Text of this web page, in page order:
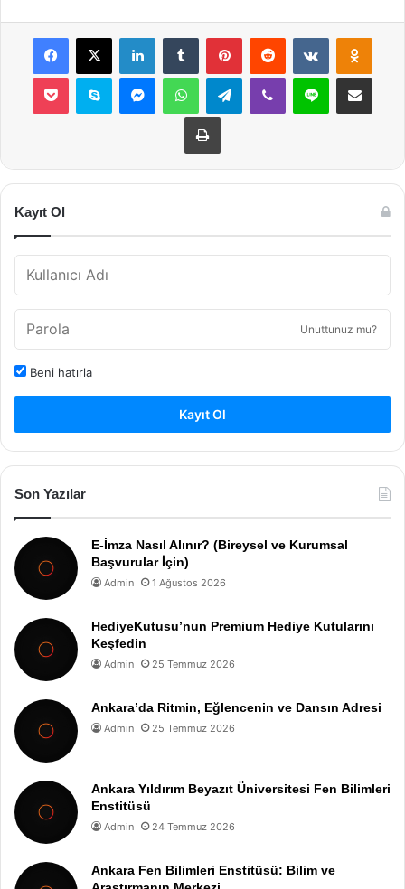
Facebook
X LinkedInTumblr PinterestReddit VKontakte
Pocket Skype MessengerWhatsAppTelegramViber Line E-Posta ile
Yazdır
Kayıt Ol
Unuttunuz mu?
Beni hatırla
Kayıt Ol
Son Yazılar
E-İmza Nasıl Alınır? (Bireysel ve Kurumsal
Başvurular İçin)
Admin 1 Ağustos 2026
HediyeKutusu’nun Premium Hediye Kutularını
Keşfedin
Admin 25 Temmuz 2026
Ankara’da Ritmin, Eğlencenin ve Dansın Adresi
Admin 25 Temmuz 2026
Ankara Yıldırım Beyazıt Üniversitesi Fen Bilimleri
Enstitüsü
Admin 24 Temmuz 2026
Ankara Fen Bilimleri Enstitüsü: Bilim ve